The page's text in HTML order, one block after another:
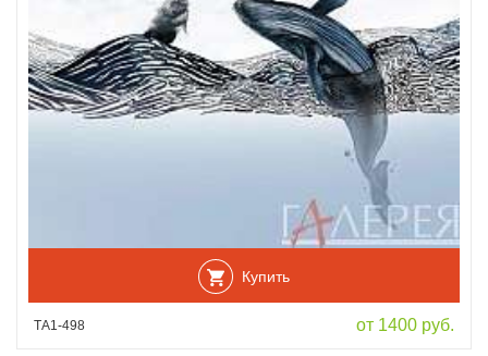
Купить
ТА1-498 от 1400 руб.